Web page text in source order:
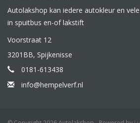
Autolakshop kan iedere autokleur en
in spuitbus en-of lakstift
Voorstraat 12
3201BB, Spijkenisse
0181-613438
info@hempelverf.nl